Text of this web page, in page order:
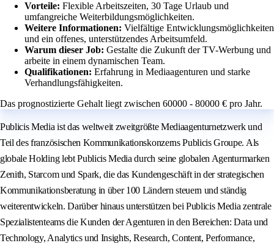
Vorteile: Flexible Arbeitszeiten, 30 Tage Urlaub und
umfangreiche Weiterbildungsmöglichkeiten.
Weitere Informationen: Vielfältige Entwicklungsmöglichkeiten
und ein offenes, unterstützendes Arbeitsumfeld.
Warum dieser Job: Gestalte die Zukunft der TV-Werbung und
arbeite in einem dynamischen Team.
Qualifikationen: Erfahrung in Mediaagenturen und starke
Verhandlungsfähigkeiten.
Das prognostizierte Gehalt liegt zwischen 60000 - 80000 € pro Jahr.
Publicis Media ist das weltweit zweitgrößte Mediaagenturnetzwerk und
Teil des französischen Kommunikationskonzerns Publicis Groupe. Als
globale Holding lebt Publicis Media durch seine globalen Agenturmarken
Zenith, Starcom und Spark, die das Kundengeschäft in der strategischen
Kommunikationsberatung in über 100 Ländern steuern und ständig
weiterentwickeln. Darüber hinaus unterstützen bei Publicis Media zentrale
Spezialistenteams die Kunden der Agenturen in den Bereichen: Data und
Technology, Analytics und Insights, Research, Content, Performance,